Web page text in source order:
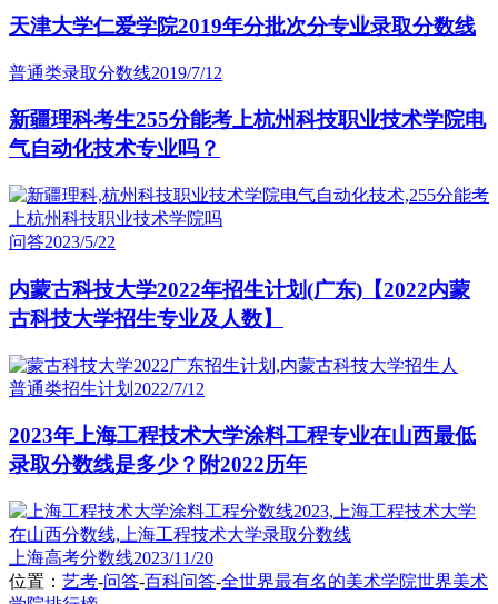
天津大学仁爱学院2019年分批次分专业录取分数线
普通类录取分数线2019/7/12
新疆理科考生255分能考上杭州科技职业技术学院电
气自动化技术专业吗？
问答2023/5/22
内蒙古科技大学2022年招生计划(广东)【2022内蒙
古科技大学招生专业及人数】
普通类招生计划 2022/7/12
2023年上海工程技术大学涂料工程专业在山西最低
录取分数线是多少？附2022历年
上海高考分数线2023/11/20
位置： 艺考-问答-百科问答-全世界最有名的美术学院世界美术